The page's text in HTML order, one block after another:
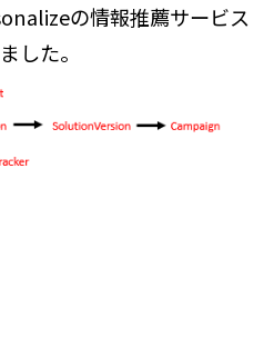
の情報推薦サービス
した。